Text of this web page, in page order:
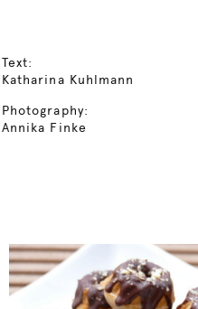
Text:
Katharina Kuhlmann
Photography:
Annika Finke